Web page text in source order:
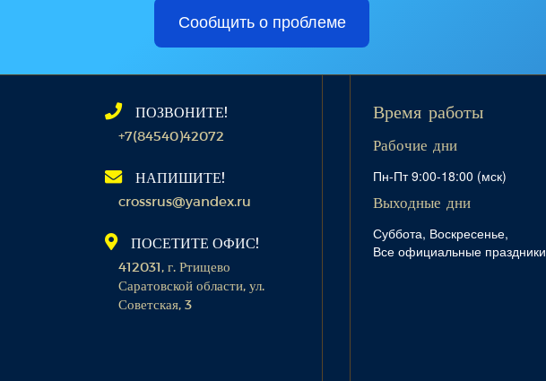
Сообщить о проблеме
ПОЗВОНИТЕ!
+7(84540)42072
НАПИШИТЕ!
crossrus@yandex.ru
ПОСЕТИТЕ ОФИС!
412031, г. Ртищево
Саратовской области, ул.
Советская, 3
Время работы
Рабочие дни
Пн-Пт 9:00-18:00 (мск)
Выходные дни
Суббота, Воскресенье,
Все официальные праздники